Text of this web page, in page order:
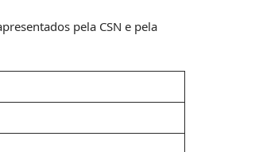
pela CSN e pela